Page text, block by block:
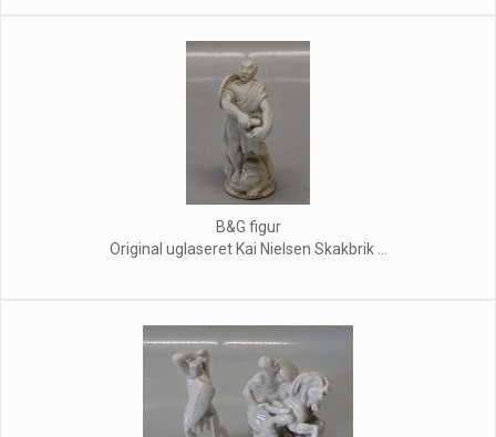
B&G figur
Original uglaseret Kai Nielsen Skakbrik ...